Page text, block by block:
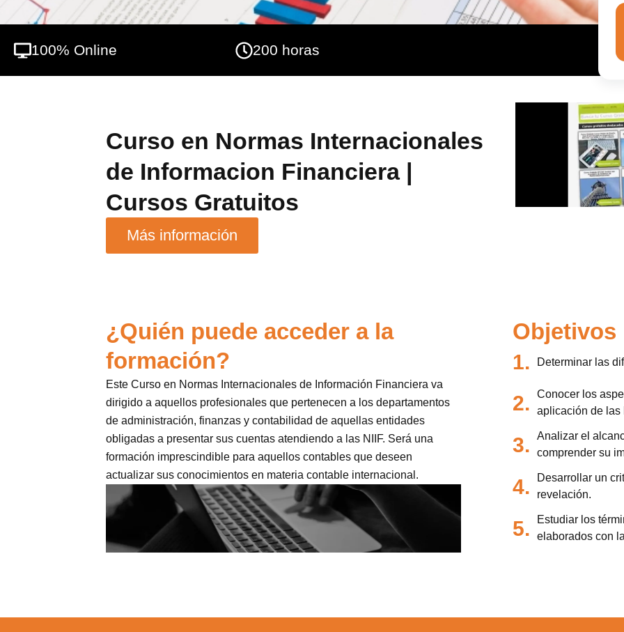
100% Online 200 horas
Curso en Normas Internacionales
de Informacion Financiera |
Cursos Gratuitos
Más información
¿Quién puede acceder a la
formación?
Este Curso en Normas Internacionales de Información Financiera va
dirigido a aquellos profesionales que pertenecen a los departamentos
de administración, finanzas y contabilidad de aquellas entidades
obligadas a presentar sus cuentas atendiendo a las NIIF. Será una
formación imprescindible para aquellos contables que deseen
actualizar sus conocimientos en materia contable internacional.
Objetivos
1. Determinar las
2.
Conocer los
aplicación de las
3.
Analizar el
comprender su
4.
Desarrollar un
revelación.
5.
Estudiar los
elaborados con